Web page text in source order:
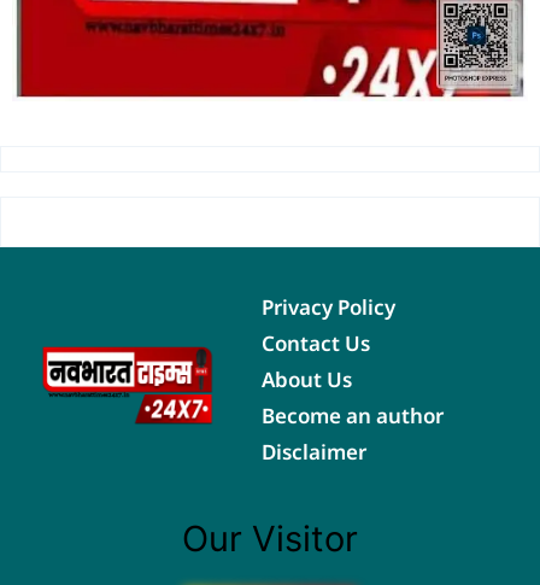
Privacy Policy
Contact Us
About Us
Become an author
Disclaimer
Our Visitor